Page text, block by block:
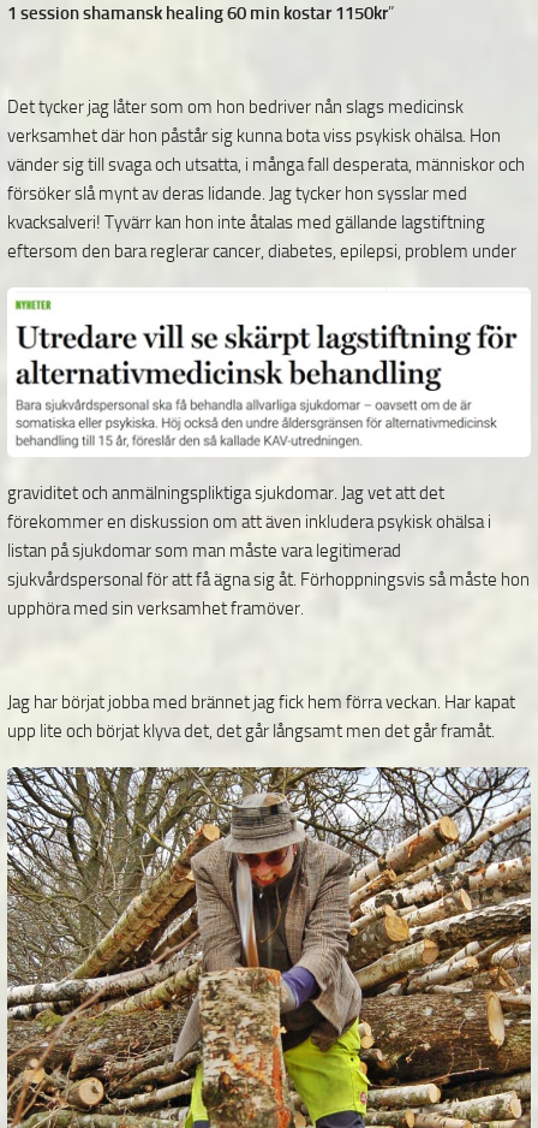
1 session shamansk healing 60 min kostar 1150kr”
Det tycker jag låter som om hon bedriver nån slags medicinsk
verksamhet där hon påstår sig kunna bota viss psykisk ohälsa. Hon
vänder sig till svaga och utsatta, i många fall desperata, människor och
försöker slå mynt av deras lidande. Jag tycker hon sysslar med
kvacksalveri! Tyvärr kan hon inte åtalas med gällande lagstiftning
eftersom den bara reglerar cancer, diabetes, epilepsi, problem under
graviditet och anmälningspliktiga sjukdomar. Jag vet att det
förekommer en diskussion om att även inkludera psykisk ohälsa i
listan på sjukdomar som man måste vara legitimerad
sjukvårdspersonal för att få ägna sig åt. Förhoppningsvis så måste hon
upphöra med sin verksamhet framöver.
Jag har börjat jobba med brännet jag fick hem förra veckan. Har kapat
upp lite och börjat klyva det, det går långsamt men det går framåt.